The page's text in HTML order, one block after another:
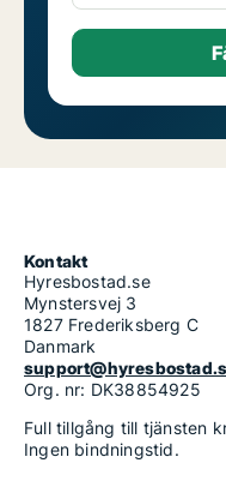
Kontakt
Hyresbostad.se
Mynstersvej 3
1827 Frederiksberg C
Danmark
Org. nr: DK38854925
Full tillgång till tjänsten
Ingen bindningstid.